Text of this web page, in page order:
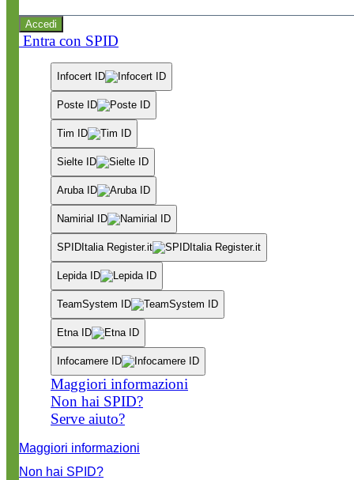
Accedi
Entra con SPID
Infocert ID
Poste ID
Tim ID
Sielte ID
Aruba ID
Namirial ID
SPIDItalia Register.it
Lepida ID
TeamSystem ID
Etna ID
Infocamere ID
Maggiori informazioni
Non hai SPID?
Serve aiuto?
Maggiori informazioni
Non hai SPID?